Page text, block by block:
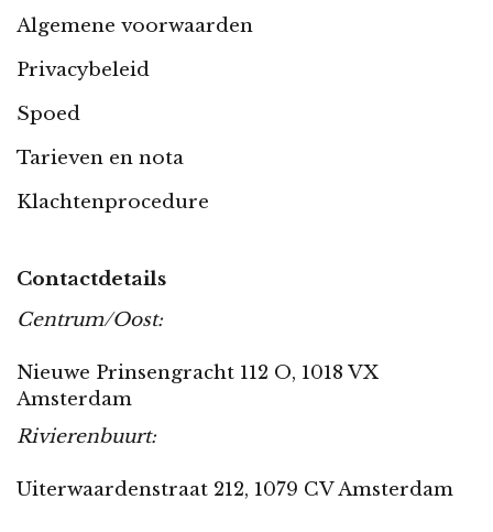
Algemene voorwaarden
Privacybeleid
Spoed
Tarieven en nota
Klachtenprocedure
Contactdetails
Centrum/Oost:
Nieuwe Prinsengracht 112 O, 1018 VX
Amsterdam
Rivierenbuurt:
Uiterwaardenstraat 212, 1079 CV Amsterdam